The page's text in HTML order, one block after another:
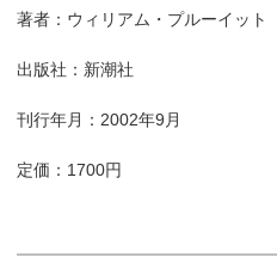
著者：ウィリアム・プルーイット
出版社：新潮社
刊行年月：2002年9月
定価：1700円